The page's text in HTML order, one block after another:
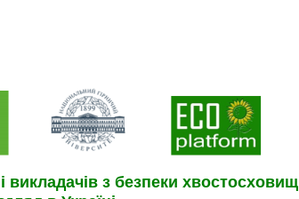
викладачів з безпеки хвостосховищ